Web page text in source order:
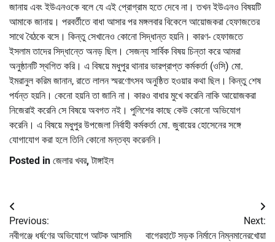
জানায় এবং ইউএনওকে বলে যে এই প্রোগ্রাম হতে দেবে না। তখন ইউএনও বিষয়টি
আমাকে জানায়। পরবর্তীতে বাধা আসার পর মঙ্গলবার বিকেলে আয়োজকরা হেফাজতের
সাথে বৈঠকে বসে। কিন্তু সেখানেও কোনো সিদ্ধান্ত হয়নি। কারণ- হেফাজতে
ইসলাম তাদের সিদ্ধান্তে অনড় ছিল। সেজন্য সার্বিক বিষয় চিন্তা করে আমরা
অনুষ্ঠানটি স্থগিত করি। এ বিষয়ে মধুপুর থানার ভারপ্রাপ্ত কর্মকর্তা (ওসি) মো.
ইমরানুল করিম জানান, রাতে লালন স্মরণোৎসব অনুষ্ঠিত হওয়ার কথা ছিল। কিন্তু শেষ
পর্যন্ত হয়নি। কেনো হয়নি তা জানি না। কারও বাধার মুখে করেনি নাকি আয়োজকরা
নিজেরাই করেনি সে বিষয়ে অবগত নই। পুলিশের কাছে কেউ কোনো অভিযোগ
করেনি। এ বিষয়ে মধুপুর উপজেলা নির্বাহী কর্মকর্তা মো. জুবায়ের হোসেনের সঙ্গে
যোগাযোগ করা হলে তিনি কোনো মন্তব্য করেননি।
Posted in জেলার খবর,টাঙ্গাইল
Post
navigation
Previous:
নবীগঞ্জে ধর্ষণের অভিযোগে আটক আসামি
Next:
বাগেরহাটে সড়ক নির্মানে নিম্নমানেরখোয়া